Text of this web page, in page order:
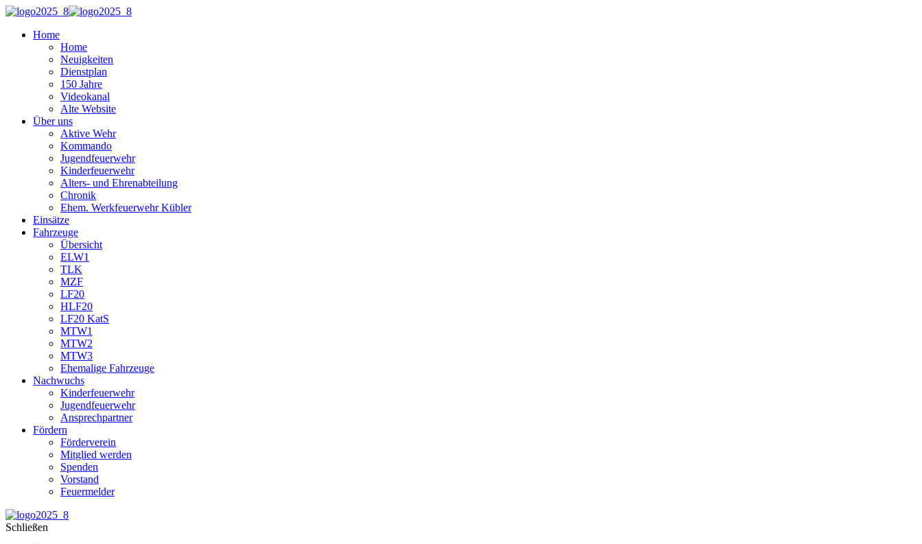
Home
Home
Neuigkeiten
Dienstplan
150 Jahre
Videokanal
Alte Website
Über uns
Aktive Wehr
Kommando
Jugendfeuerwehr
Kinderfeuerwehr
Alters- und Ehrenabteilung
Chronik
Ehem. Werkfeuerwehr Kübler
Einsätze
Fahrzeuge
Übersicht
ELW1
TLK
MZF
LF20
HLF20
LF20 KatS
MTW1
MTW2
MTW3
Ehemalige Fahrzeuge
Nachwuchs
Kinderfeuerwehr
Jugendfeuerwehr
Ansprechpartner
Fördern
Förderverein
Mitglied werden
Spenden
Vorstand
Feuermelder
Schließen